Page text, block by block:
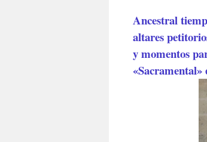
Ancestral
altares
y momentos